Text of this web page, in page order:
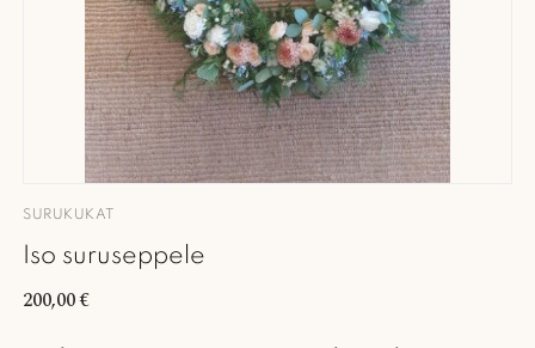
SURUKUKAT
Iso suruseppele
200,00€